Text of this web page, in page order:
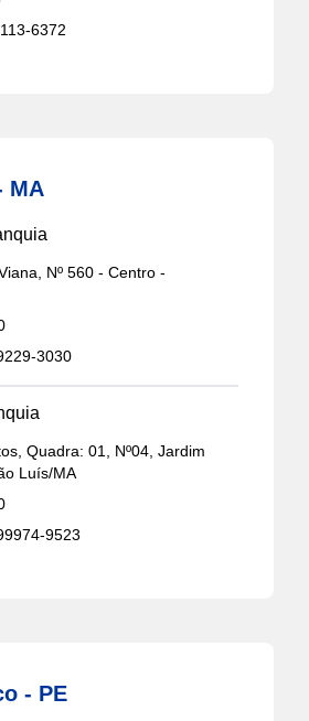
6372
MA
Nº 560 - Centro -
3030
Quadra: 01, Nº04, Jardim
Luís/MA
9523
- PE